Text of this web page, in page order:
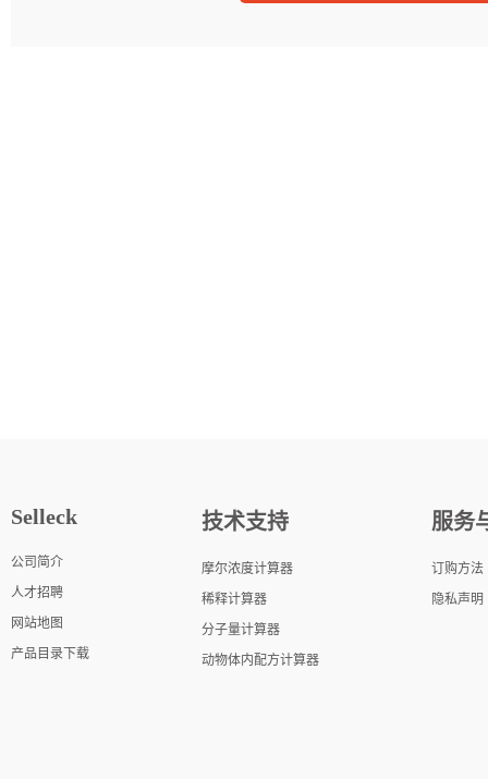
Selleck
公司简介
人才招聘
网站地图
产品目录下载
技术支持
摩尔浓度计算器
稀释计算器
分子量计算器
动物体内配方计算器
服务
订购方法
隐私声明